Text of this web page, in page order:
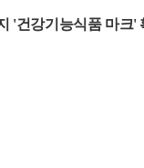
'건강기 능식품 마크'